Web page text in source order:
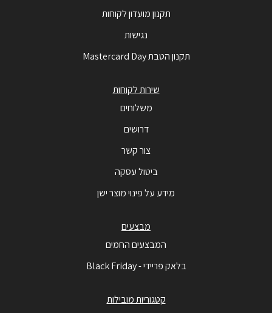
תקנון מועדון לקוחות
נגישות
תקנון הטבת Mastercard Day
שירות לקוחות
משלוחים
דרושים
צור קשר
ביטול עסקה
מידע על פינוי מוצר ישן
מבצעים
המבצעים החמים
בלאק פריידי - Black Friday
קטגוריות מובילות